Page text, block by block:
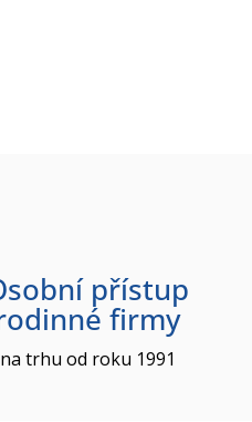
přístup
firmy
na trhu od roku 1991